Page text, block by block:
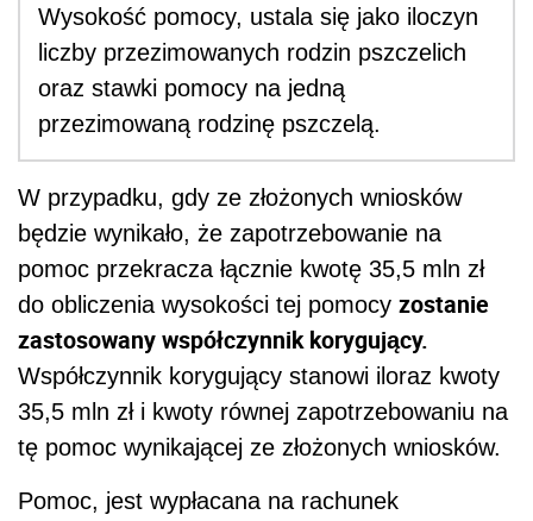
Wysokość pomocy, ustala się jako iloczyn
liczby przezimowanych rodzin pszczelich
oraz stawki pomocy na jedną
przezimowaną rodzinę pszczelą.
W przypadku, gdy ze złożonych wniosków
będzie wynikało, że zapotrzebowanie na
pomoc przekracza łącznie kwotę 35,5 mln zł
do obliczenia wysokości tej pomocy zostanie
zastosowany współczynnik korygujący.
Współczynnik korygujący stanowi iloraz kwoty
35,5 mln zł i kwoty równej zapotrzebowaniu na
tę pomoc wynikającej ze złożonych wniosków.
Pomoc, jest wypłacana na rachunek